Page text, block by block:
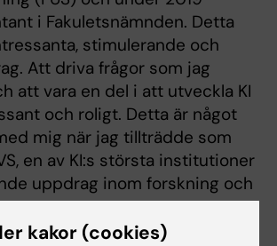
i Fakuletsnämnden. Detta
stimulerande och
Att driva frågor som jag
att vara en del i att utveckla KI
och roligt. Detta är något
mig när jag tillträdde som
en av KI:s största institutioner
uppdrag inom forskning och
kakor (cookies)